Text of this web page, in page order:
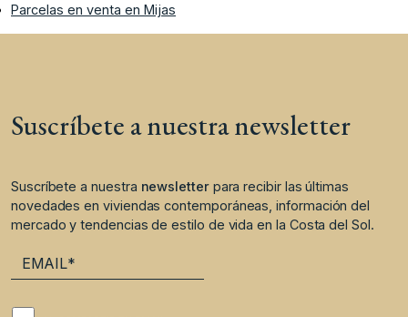
Parcelas en venta en Mijas
Suscríbete a nuestra newsletter
Suscríbete a nuestra newsletterpara recibir las últimas
novedades en viviendas contemporáneas, información del
mercado y tendencias de estilo de vida en la Costa del Sol.